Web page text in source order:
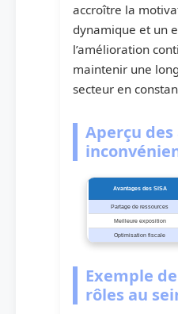
accroître la
dynamique et un
l’amélioration
maintenir une
secteur en
Aperçu
Avantages des SISA
Partage de ressources
Meilleure exposition
Optimisation fiscale
Exemple
rôles au